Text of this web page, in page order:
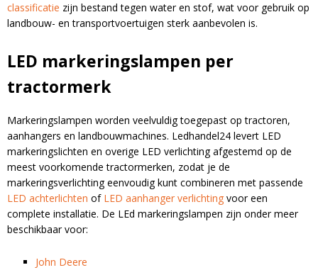
classificatie zijn bestand tegen water en stof, wat voor gebruik op
landbouw- en transportvoertuigen sterk aanbevolen is.
LED markeringslampen per
tractormerk
Markeringslampen worden veelvuldig toegepast op tractoren,
aanhangers en landbouwmachines. Ledhandel24 levert LED
markeringslichten en overige LED verlichting afgestemd op de
meest voorkomende tractormerken, zodat je de
markeringsverlichting eenvoudig kunt combineren met passende
LED achterlichten of LED aanhanger verlichting voor een
complete installatie. De LEd markeringslampen zijn onder meer
beschikbaar voor:
John Deere